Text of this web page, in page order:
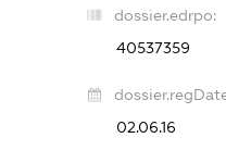
dossier.edrpo:
40537359
02.06.16